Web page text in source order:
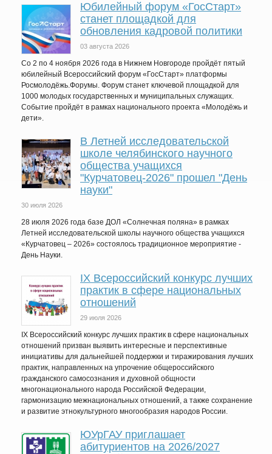
Юбилейный форум «ГосСтарт»
станет площадкой для
обновления кадровой политики
03 августа 2026
Со 2 по 4 ноября 2026 года в Нижнем Новгороде пройдёт пятый
юбилейный Всероссийский форум «ГосСтарт» платформы
Росмолодёжь.Форумы. Форум станет ключевой площадкой для
1000 молодых государственных и муниципальных служащих.
Событие пройдёт в рамках национального проекта «Молодёжь и
дети».
В Летней исследовательской
школе челябинского научного
общества учащихся
"Курчатовец-2026" прошел "День
науки"
30 июля 2026
28 июля 2026 года базе ДОЛ «Солнечная поляна» в рамках
Летней исследовательской школы научного общества учащихся
«Курчатовец – 2026» состоялось традиционное мероприятие -
День Науки.
IХ Всероссийский конкурс лучших
практик в сфере национальных
отношений
29 июля 2026
IX Всероссийский конкурс лучших практик в сфере национальных
отношений призван выявить интересные и перспективные
инициативы для дальнейшей поддержки и тиражирования лучших
практик, направленных на упрочение общероссийского
гражданского самосознания и духовной общности
многонационального народа Российской Федерации,
гармонизацию межнациональных отношений, а также сохранение
и развитие этнокультурного многообразия народов России.
ЮУрГАУ приглашает
абитуриентов на 2026/2027